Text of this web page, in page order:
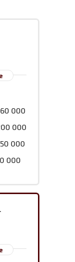
000
000
000
000